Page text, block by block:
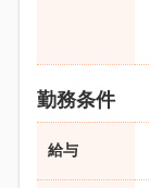
勤務条件
給与